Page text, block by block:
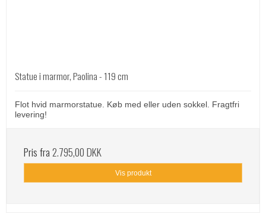
Statue i marmor, Paolina - 119 cm
Flot hvid marmorstatue. Køb med eller uden sokkel. Fragtfri
levering!
Pris fra2.795,00 DKK
Vis produkt